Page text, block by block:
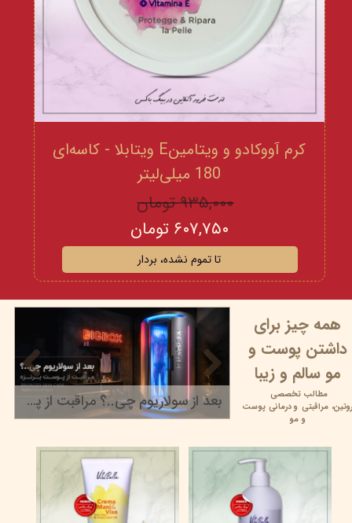
کرم آووکادو و ویتامینE ویتابلا - کاسه‌ای
180 میلی‌لیتر
۹۳۵,۰۰۰ تومان
۶۰۷,۷۵۰ تومان
تا تموم نشده، بردار
بعد از سولاریوم چی..؟ مراقبت از پوست برنزه
همه چیز برای
داشتن پوست و
مو سالم و زیبا
مطالب تخصصی
روتین،مراقبتی ودرمانی پوست
و مو